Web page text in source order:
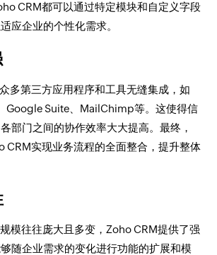
CRM都可以通过特定模块和自定义字段
应企业的个性化需求。
多第三方应用程序和工具无缝集成，如
Google Suite、MailChimp等。这使得信
部门之间的协作效率大大提高。最终，
CRM实现业务流程的全面整合，提升整体
模往往庞大且多变，Zoho CRM提供了强
随企业需求的变化进行功能的扩展和模